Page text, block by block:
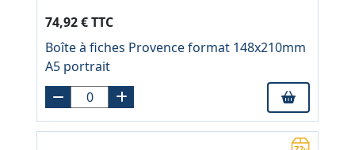
74,92 € TTC
Boîte à fiches Provence format 148x210mm
A5 portrait